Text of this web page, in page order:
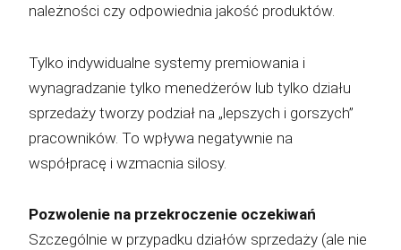
należności czy odpowiednia jakość produktów.
Tylko indywidualne systemy premiowania i
wynagradzanie tylko menedżerów lub tylko działu
sprzedaży tworzy podział na „lepszych i gorszych”
pracowników. To wpływa negatywnie na
współpracę i wzmacnia silosy.
Pozwolenie na przekroczenie oczekiwań
Szczególnie w przypadku działów sprzedaży (ale nie